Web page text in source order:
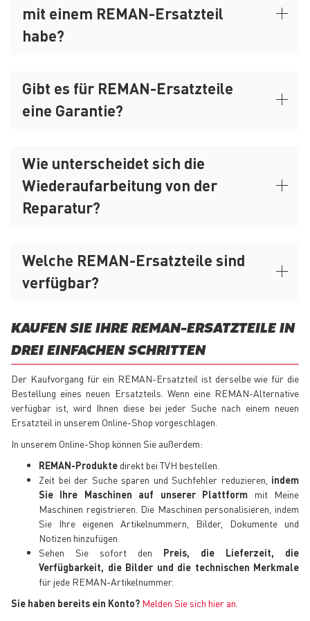
mit einem REMAN-Ersatzteil
habe?
Gibt es für REMAN-Ersatzteile
eine Garantie?
Wie unterscheidet sich die
Wiederaufarbeitung von der
Reparatur?
Welche REMAN-Ersatzteile sind
verfügbar?
KAUFEN SIE IHRE REMAN-ERSATZTEILE IN
DREI EINFACHEN SCHRITTEN
Der Kaufvorgang für ein REMAN-Ersatzteil ist derselbe wie für die
Bestellung eines neuen Ersatzteils. Wenn eine REMAN-Alternative
verfügbar ist, wird Ihnen diese bei jeder Suche nach einem neuen
Ersatzteil in unserem Online-Shop vorgeschlagen.
In unserem Online-Shop können Sie außerdem:
REMAN-Produkte direkt bei TVH bestellen.
Zeit bei der Suche sparen und Suchfehler reduzieren, indem
Sie Ihre Maschinen auf unserer Plattform mit Meine
Maschinen registrieren. Die Maschinen personalisieren, indem
Sie Ihre eigenen Artikelnummern, Bilder, Dokumente und
Notizen hinzufügen.
Sehen Sie sofort den Preis, die Lieferzeit, die
Verfügbarkeit, die Bilder und die technischen Merkmale
für jede REMAN-Artikelnummer.
Sie haben bereits ein Konto? Melden Sie sich hier an